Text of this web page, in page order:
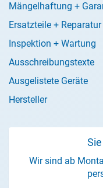
Mängelhaftung +
Ersatzteile + Reparatur
Inspektion + Wartung
Ausschreibungstexte
Ausgelistete Geräte
Hersteller
Wir sind ab